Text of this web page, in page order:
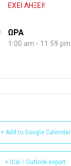
ΕΧΕΙ ΛΗΞΕΙ!
ΩΡΑ
1:00 am - 11:59 pm
+ Add to Google Calendar
+ iCal / Outlook export